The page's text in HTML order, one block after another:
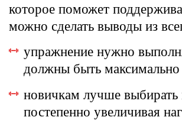
которое поможет
можно сделать выводы из
упражнение нужно
должны быть
новичкам лучше выбирать
постепенно увеличивая